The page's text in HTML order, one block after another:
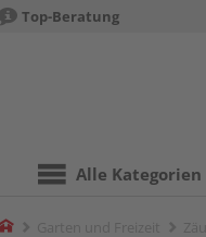
Top-Beratung
Alle Kategorien
Home